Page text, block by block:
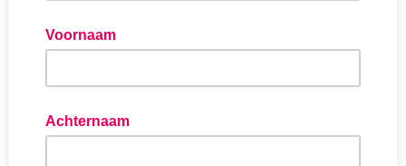
Voornaam
Achternaam